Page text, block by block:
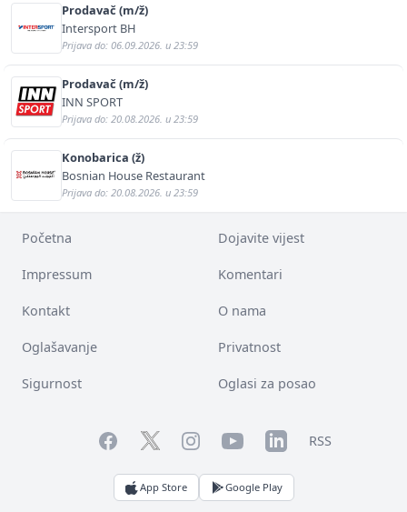
Prodavač (m/ž)
Intersport BH
Prijava do: 06.09.2026. u 23:59
Prodavač (m/ž)
INN SPORT
Prijava do: 20.08.2026. u 23:59
Konobarica (ž)
Bosnian House Restaurant
Prijava do: 20.08.2026. u 23:59
Početna Dojavite vijest
Impressum Komentari
Kontakt O nama
Oglašavanje Privatnost
Sigurnost Oglasi za posao
FacebookTwitterInstagramYouTubeLinkedInRSS
App Store Google Play